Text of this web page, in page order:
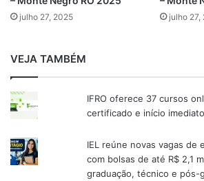
julho 27, 2025 julho 27,
VEJA TAMBÉM
IFRO oferece 37 cursos
certificado e início imediato
IEL reúne novas vagas de
com bolsas de até R$ 2,1
graduação, técnico e pós-